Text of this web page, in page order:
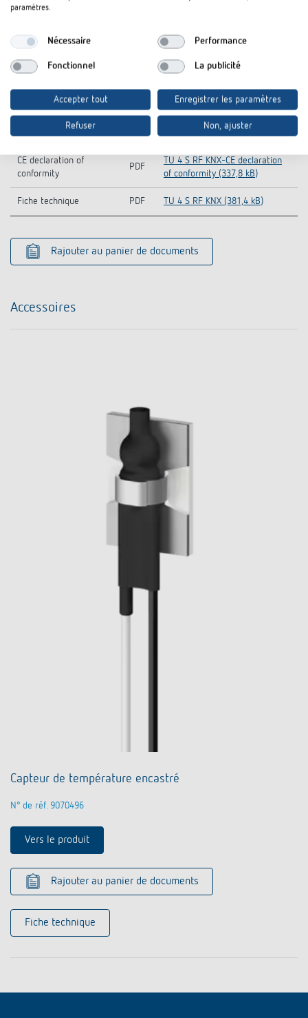
TU 4 RF KNX (177,9 kB)
(tous les produits)
products) (22,1 MB)
Information Notice EU
TU 4 S RF KNX-Information
Notice EU Data Act (58,5 kB)
CE declaration of
conformity
PDF
TU 4 S RF KNX-CE declaration
of conformity (337,8 kB)
Fiche technique PDF TU 4 S RF KNX (381,4 kB)
Rajouter au panier de documents
Accessoires
Capteur de température encastré
N° de réf. 9070496
Vers le produit
Rajouter au panier de documents
Fiche technique
paramètres.
Nécessaire Performance
Fonctionnel La publicité
Accepter tout Enregistrer les paramètres
Refuser Non, ajuster